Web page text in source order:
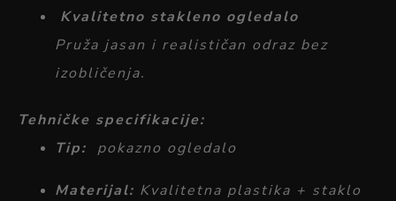
Kvalitetno stakleno ogledalo
Pruža jasan i realističan odraz bez
izobličenja.
Tehničke specifikacije:
Tip:
pokazno ogledalo
Materijal: Kvalitetna plastika + staklo